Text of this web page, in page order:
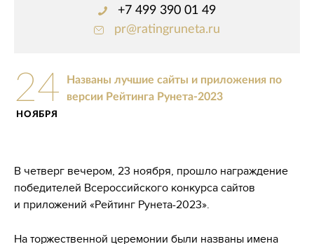
+7 499 390 01 49
pr@ratingruneta.ru
24
НОЯБРЯ
Названы лучшие сайты и приложения по
версии Рейтинга Рунета-2023
В четверг вечером, 23 ноября, прошло награждение
победителей Всероссийского конкурса сайтов
и приложений «Рейтинг Рунета-2023».
На торжественной церемонии были названы имена